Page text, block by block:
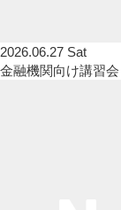
2026.06.27 Sat
金融機関向け講習